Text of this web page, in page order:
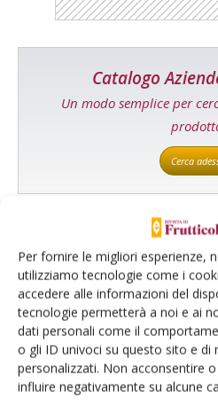
Per fornire le migliori esperienze,
utilizziamo tecnologie come i
accedere alle informazioni del
tecnologie permetterà a noi e ai
dati personali come il
o gli ID univoci su questo sito e di
personalizzati. Non acconsentire
influire negativamente su alcune
Catalogo
Un modo semplice per
Cerca
L'Esperto
I consigli di Terra e
Cerca